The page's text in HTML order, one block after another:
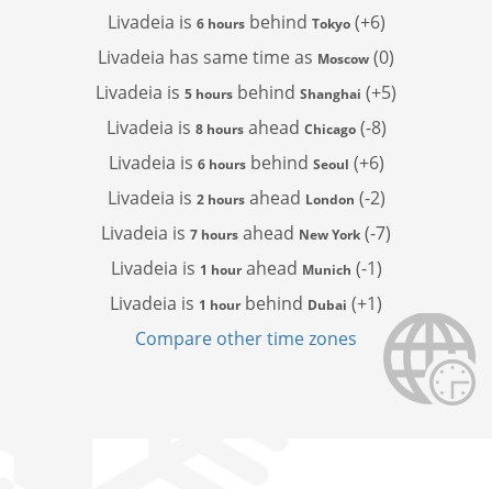
Livadeia is 6 hoursbehind Tokyo(+6)
Livadeia has same time as Moscow (0)
Livadeia is 5 hours behind Shanghai (+5)
Livadeia is 8 hoursahead Chicago(-8)
Livadeia is 6 hoursbehind Seoul (+6)
Livadeia is 2 hoursahead London (-2)
Livadeia is 7 hours ahead New York (-7)
Livadeia is 1 hourahead Munich (-1)
Livadeia is 1 hourbehind Dubai (+1)
Compare other time zones